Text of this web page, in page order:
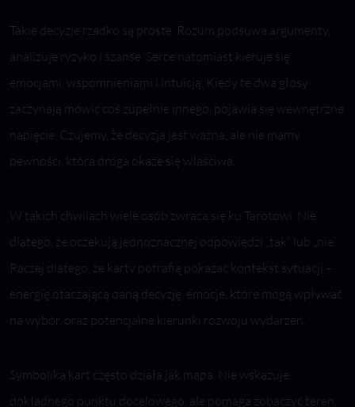
Takie decyzje rzadko są proste. Rozum podsuwa argumenty,
analizuje ryzyko i szanse. Serce natomiast kieruje się
emocjami, wspomnieniami i intuicją. Kiedy te dwa głosy
zaczynają mówić coś zupełnie innego, pojawia się wewnętrzne
napięcie. Czujemy, że decyzja jest ważna, ale nie mamy
pewności, która droga okaże się właściwa.
W takich chwilach wiele osób zwraca się ku Tarotowi. Nie
dlatego, że oczekują jednoznacznej odpowiedzi „tak” lub „nie”.
Raczej dlatego, że karty potrafią pokazać kontekst sytuacji –
energię otaczającą daną decyzję, emocje, które mogą wpływać
na wybór, oraz potencjalne kierunki rozwoju wydarzeń.
Symbolika kart często działa jak mapa. Nie wskazuje
dokładnego punktu docelowego, ale pomaga zobaczyć teren,